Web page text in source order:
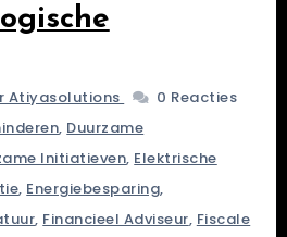
Atiyasolutions
0 Reacties
, Duurzame
Initiatieven, Elektrische
, Energiebesparing,
, Financieel Adviseur, Fiscale